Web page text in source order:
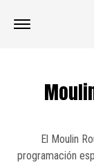
El Moulin
programación